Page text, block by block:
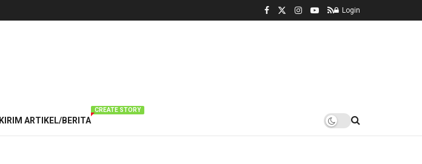
Login
KIRIM ARTIKEL/BERITA
CREATE STORY